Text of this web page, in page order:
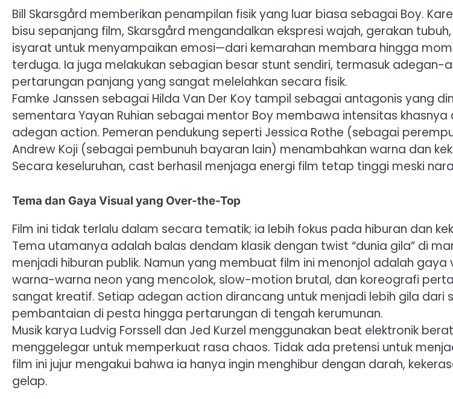
Bill Skarsgård memberikan penampilan fisik yang luar biasa sebagai Boy.
bisu sepanjang film, Skarsgård mengandalkan ekspresi wajah, gerakan
isyarat untuk menyampaikan emosi—dari kemarahan membara hingga
terduga. Ia juga melakukan sebagian besar stunt sendiri, termasuk adegan-
pertarungan panjang yang sangat melelahkan secara fisik.
Famke Janssen sebagai Hilda Van Der Koy tampil sebagai antagonis yang
sementara Yayan Ruhian sebagai mentor Boy membawa intensitas
adegan action. Pemeran pendukung seperti Jessica Rothe (sebagai
Andrew Koji (sebagai pembunuh bayaran lain) menambahkan warna dan
Secara keseluruhan, cast berhasil menjaga energi film tetap tinggi meski
Tema dan Gaya Visual yang Over-the-Top
Film ini tidak terlalu dalam secara tematik; ia lebih fokus pada hiburan dan
Tema utamanya adalah balas dendam klasik dengan twist “dunia gila” di
menjadi hiburan publik. Namun yang membuat film ini menonjol adalah gaya
warna-warna neon yang mencolok, slow-motion brutal, dan koreografi
sangat kreatif. Setiap adegan action dirancang untuk menjadi lebih gila dari
pembantaian di pesta hingga pertarungan di tengah kerumunan.
Musik karya Ludvig Forssell dan Jed Kurzel menggunakan beat elektronik
menggelegar untuk memperkuat rasa chaos. Tidak ada pretensi untuk
film ini jujur mengakui bahwa ia hanya ingin menghibur dengan darah,
gelap.